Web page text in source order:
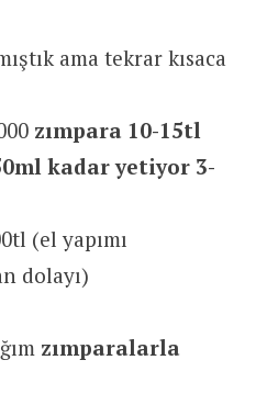
ama tekrar kısaca
zımpara 10-15tl
kadar yetiyor 3-
(el yapımı
dolayı)
zımparalarla